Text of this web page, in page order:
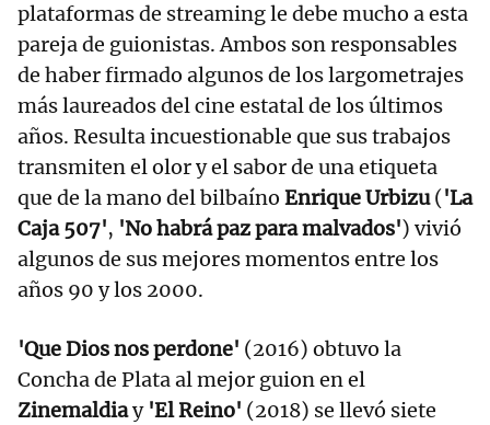
plataformas de streaming le debe mucho a esta
pareja de guionistas. Ambos son responsables
de haber firmado algunos de los largometrajes
más laureados del cine estatal de los últimos
años. Resulta incuestionable que sus trabajos
transmiten el olor y el sabor de una etiqueta
que de la mano del bilbaíno Enrique Urbizu('La
Caja 507', 'No habrá paz para malvados') vivió
algunos de sus mejores momentos entre los
años 90 y los 2000.
'Que Dios nos perdone' (2016) obtuvo la
Concha de Plata al mejor guion en el
Zinemaldiay 'El Reino' (2018) se llevó siete